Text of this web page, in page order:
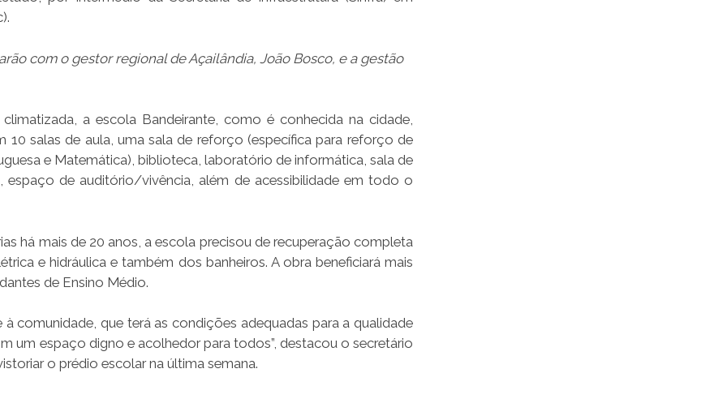
com o gestor regional de Açailândia, João Bosco, e a gestão
a escola Bandeirante, como é conhecida na cidade,
10 salas de aula, uma sala de reforço (específica para reforço de
e Matemática), biblioteca, laboratório de informática, sala de
espaço de auditório/vivência, além de acessibilidade em todo o
há mais de 20 anos, a escola precisou de recuperação completa
e hidráulica e também dos banheiros. A obra beneficiará mais
de Ensino Médio.
à comunidade, que terá as condições adequadas para a qualidade
um espaço digno e acolhedor para todos”, destacou o secretário
o prédio escolar na última semana.